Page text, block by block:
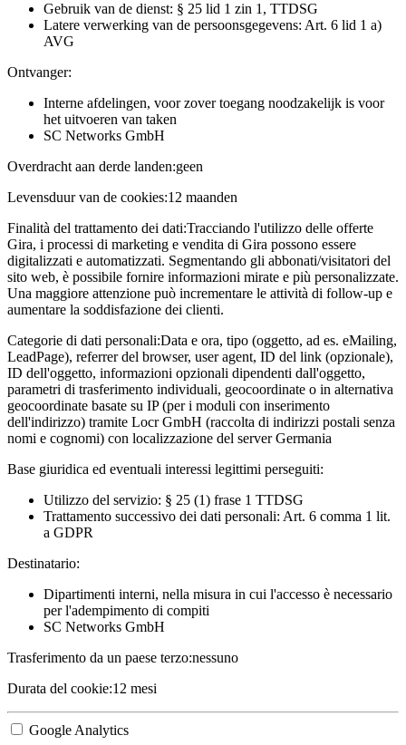
Gebruik van de dienst: § 25 lid 1 zin 1, TTDSG
Latere verwerking van de persoonsgegevens: Art. 6 lid 1 a)
AVG
Ontvanger:
Interne afdelingen, voor zover toegang noodzakelijk is voor
het uitvoeren van taken
SC Networks GmbH
Overdracht aan derde landen:geen
Levensduur van de cookies:12 maanden
Finalità del trattamento dei dati:Tracciando l'utilizzo delle offerte
Gira, i processi di marketing e vendita di Gira possono essere
digitalizzati e automatizzati. Segmentando gli abbonati/visitatori del
sito web, è possibile fornire informazioni mirate e più personalizzate.
Una maggiore attenzione può incrementare le attività di follow-up e
aumentare la soddisfazione dei clienti.
Categorie di dati personali:Data e ora, tipo (oggetto, ad es. eMailing,
LeadPage), referrer del browser, user agent, ID del link (opzionale),
ID dell'oggetto, informazioni opzionali dipendenti dall'oggetto,
parametri di trasferimento individuali, geocoordinate o in alternativa
geocoordinate basate su IP (per i moduli con inserimento
dell'indirizzo) tramite Locr GmbH (raccolta di indirizzi postali senza
nomi e cognomi) con localizzazione del server Germania
Base giuridica ed eventuali interessi legittimi perseguiti:
Utilizzo del servizio: § 25 (1) frase 1 TTDSG
Trattamento successivo dei dati personali: Art. 6 comma 1 lit.
a GDPR
Destinatario:
Dipartimenti interni, nella misura in cui l'accesso è necessario
per l'adempimento di compiti
SC Networks GmbH
Trasferimento da un paese terzo:nessuno
Durata del cookie:12 mesi
Google Analytics